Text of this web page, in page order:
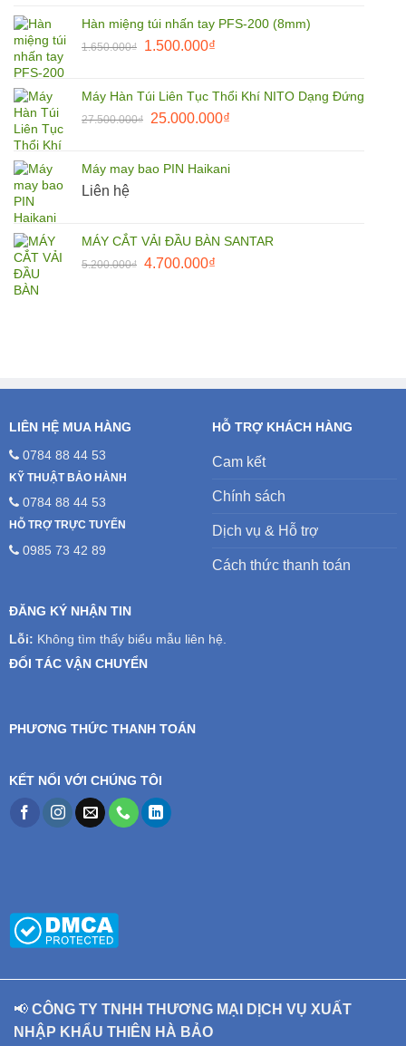
95.000.000₫.là:
Hàn miệng túi nhấn tay PFS-200 (8mm)
1.650.000₫
Giá
1.650.000₫.
1.500.000₫Giá
là:
1.500.000₫.
Máy Hàn Túi Liên Tục Thổi Khí NITO Dạng Đứng
27.500.000₫
Giá
27.500.000₫.
25.000.000₫Giá
là:
Máy may bao PIN Haikani
Liên hệ
MÁY CẮT VẢI ĐẦU BÀN SANTAR
5.200.000₫ Giá
4.700.000₫Giá
LIÊN HỆ MUA HÀNG
0784 88 44 53
KỸ THUẬT BẢO HÀNH
0784 88 44 53
HỖ TRỢ TRỰC TUYẾN
0985 73 42 89
HỖ TRỢ KHÁCH HÀNG
Cam kết
Chính sách
Dịch vụ & Hỗ trợ
Cách thức thanh toán
ĐĂNG KÝ NHẬN TIN
Lỗi: Không tìm thấy biểu mẫu liên hệ.
ĐỐI TÁC VẬN CHUYỂN
PHƯƠNG THỨC THANH TOÁN
KẾT NỐI VỚI CHÚNG TÔI
📢 CÔNG TY TNHH THƯƠNG MẠI DỊCH VỤ XUẤT
NHẬP KHẨU THIÊN HÀ BẢO